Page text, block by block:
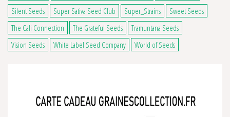
Silent Seeds
Super Sativa Seed Club Super_Strains
Sweet Seeds
The Cali Connection
The Grateful Seeds
Tramuntana Seeds
Vision Seeds
White Label Seed Company World of Seeds